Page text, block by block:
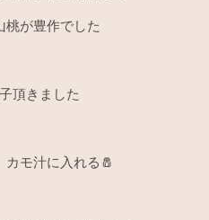
桃が豊作でした
頂きました
カモ汁に入れる🧂